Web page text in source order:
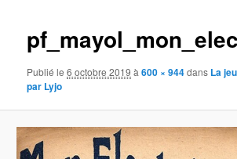
Publié le6 octobre 2019 à600 × 944dans La
par Lyjo